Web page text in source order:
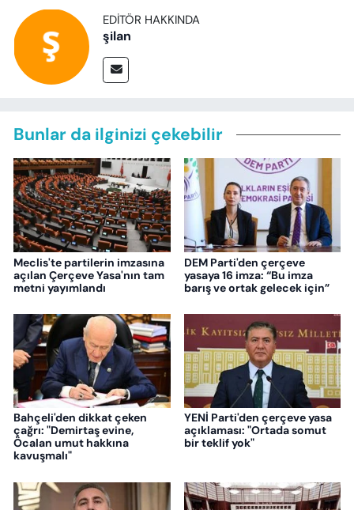
EDITÖR HAKKINDA
şilan
Bunlar da ilginizi çekebilir
Meclis'te partilerin imzasına
açılan Çerçeve Yasa'nın tam
metni yayımlandı
DEM Parti'den çerçeve
yasaya 16 imza: “Bu imza
barış ve ortak gelecek için”
Bahçeli'den dikkat çeken
çağrı: "Demirtaş evine,
Öcalan umut hakkına
kavuşmalı"
YENİ Parti'den çerçeve yasa
açıklaması: "Ortada somut
bir teklif yok"